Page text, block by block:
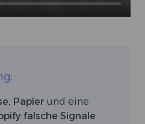
Papier und eine
falsche Signale